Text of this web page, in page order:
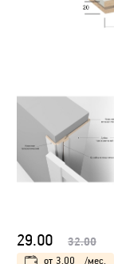
29.00 32.00
от 3.00 /мес.